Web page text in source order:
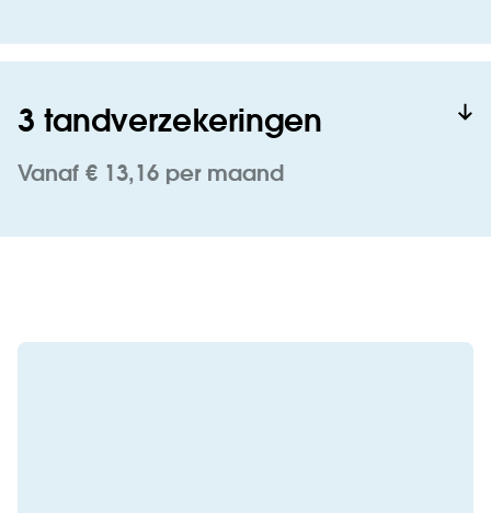
3 tandverzekeringen
Vanaf € 13,16 per maand